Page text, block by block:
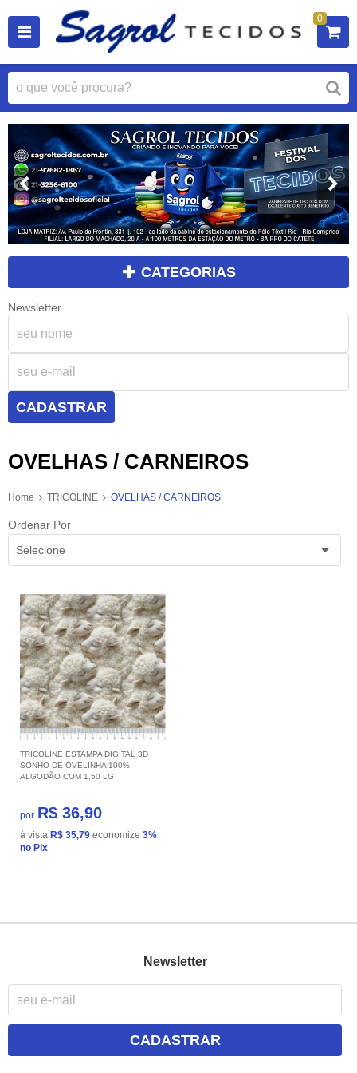
0
CATEGORIAS
Newsletter
CADASTRAR
OVELHAS / CARNEIROS
Home TRICOLINE OVELHAS / CARNEIROS
Ordenar Por
Selecione
TRICOLINE ESTAMPA DIGITAL 3D
SONHO DE OVELINHA 100%
ALGODÃO COM 1,50 LG
por R$ 36,90
à vista R$ 35,79 economize 3%
no Pix
Newsletter
CADASTRAR